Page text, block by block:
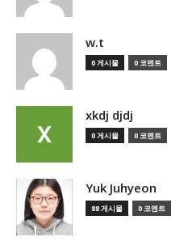
w.t
0 게시물 0 코멘트
xkdj djdj
0 게시물 0 코멘트
Yuk Juhyeon
88 게시물 0 코멘트